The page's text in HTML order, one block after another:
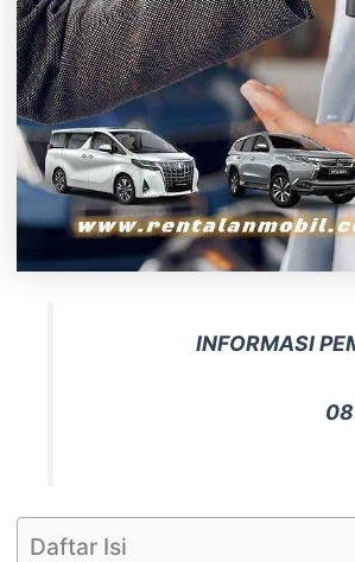
INFORMASI
Daftar Isi